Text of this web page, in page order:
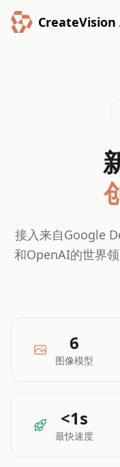
CreateVision
接入来自Google
和OpenAI的世界
6
图像模型
<1s
最快速度